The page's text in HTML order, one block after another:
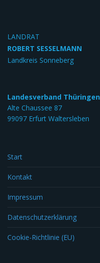
LANDRAT
ROBERT SESSELMANN
Landkreis Sonneberg
Landesverband Thüringen
Alte Chaussee 87
99097 Erfurt Waltersleben
Start
Kontakt
Impressum
Datenschutzerklärung
Cookie-Richtlinie (EU)